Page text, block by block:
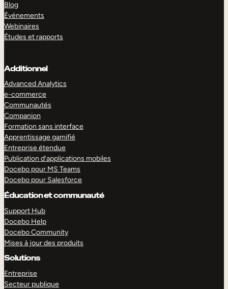
Blog
Événements
Webinaires
Études et rapports
Additionnel
Advanced Analytics
e-commerce
Communautés
Companion
Formation sans interface
Apprentissage gamifié
Entreprise étendue
Publication d’applications mobiles
Docebo pour MS Teams
Docebo pour Salesforce
Éducation et communauté
Support Hub
Docebo Help
Docebo Community
Mises à jour des produits
Solutions
Entreprise
Secteur publique